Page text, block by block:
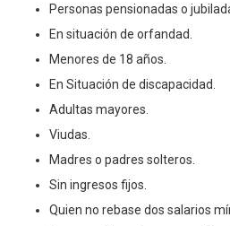
Personas pensionadas o
En situación de orfandad.
Menores de 18 años.
En Situación de discapacidad.
Adultas mayores.
Viudas.
Madres o padres solteros.
Sin ingresos fijos.
Quien no rebase dos salarios